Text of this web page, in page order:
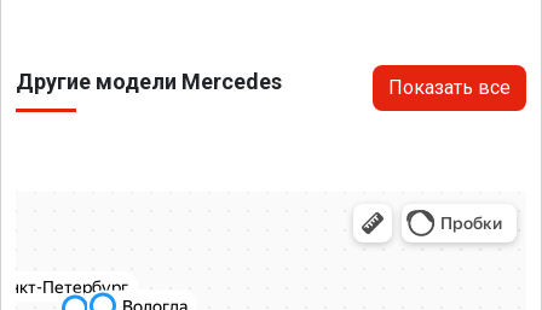
Другие модели Mercedes Показать все